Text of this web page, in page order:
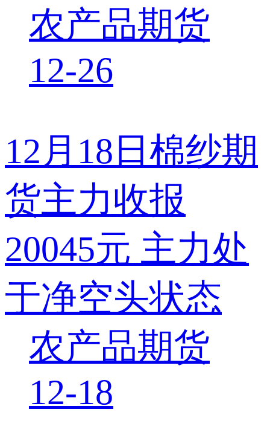
农产品期货
12-26
12月18日棉纱期
货主力收报
20045元 主力处
于净空头状态
农产品期货
12-18